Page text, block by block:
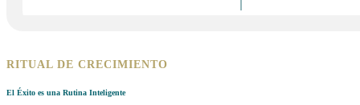
11:45 - 13:15
RITUAL DE CRECIMIENTO
El Éxito es una Rutina Inteligente